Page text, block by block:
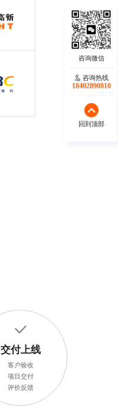
交付上线
客户验收
项目交付
评价反馈
咨询热线
17723342546
回到顶部
咨询热线
18402890810
回到顶部